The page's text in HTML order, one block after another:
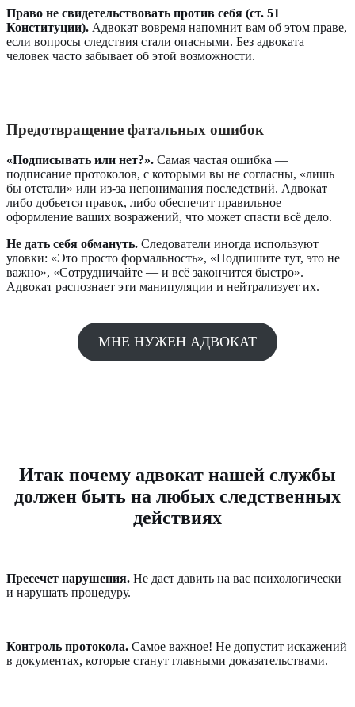
Право не свидетельствовать против себя (ст. 51
Конституции). Адвокат вовремя напомнит вам об этом праве,
если вопросы следствия стали опасными. Без адвоката
человек часто забывает об этой возможности.
Предотвращение фатальных ошибок
«Подписывать или нет?». Самая частая ошибка —
подписание протоколов, с которыми вы не согласны, «лишь
бы отстали» или из-за непонимания последствий. Адвокат
либо добьется правок, либо обеспечит правильное
оформление ваших возражений, что может спасти всё дело.
Не дать себя обмануть. Следователи иногда используют
уловки: «Это просто формальность», «Подпишите тут, это не
важно», «Сотрудничайте — и всё закончится быстро».
Адвокат распознает эти манипуляции и нейтрализует их.
МНЕ НУЖЕН АДВОКАТ
Итак почему адвокат нашей службы
должен быть на любых следственных
действиях
Пресечет нарушения. Не даст давить на вас психологически
и нарушать процедуру.
Контроль протокола. Самое важное! Не допустит искажений
в документах, которые станут главными доказательствами.